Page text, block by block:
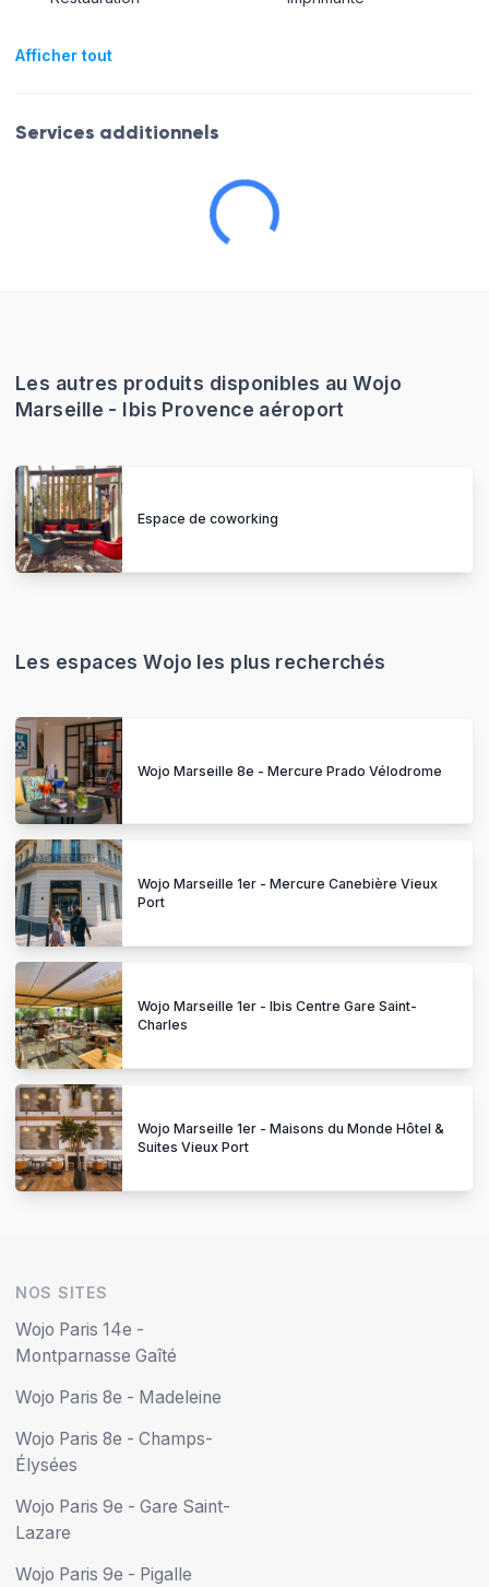
Afficher tout
Services additionnels
Les autres produits disponibles au Wojo
Marseille - Ibis Provence aéroport
Espace de coworking
Les espaces Wojo les plus recherchés
Wojo Marseille 8e - Mercure Prado Vélodrome
Wojo Marseille 1er - Mercure Canebière Vieux
Port
Wojo Marseille 1er - Ibis Centre Gare Saint-
Charles
Wojo Marseille 1er - Maisons du Monde Hôtel &
Suites Vieux Port
NOS SITES
Wojo Paris 14e -
Montparnasse Gaîté
Wojo Paris 8e - Madeleine
Wojo Paris 8e - Champs-
Élysées
Wojo Paris 9e - Gare Saint-
Lazare
Wojo Paris 9e - Pigalle